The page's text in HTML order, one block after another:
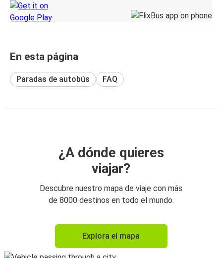
En esta página
Paradas de autobús FAQ
¿A dónde quieres
viajar?
Descubre nuestro mapa de viaje con más
de 8000 destinos en todo el mundo.
Explora el mapa